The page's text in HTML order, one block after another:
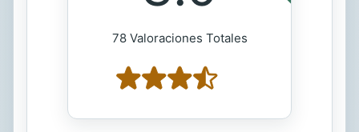
78 Valoraciones Totales